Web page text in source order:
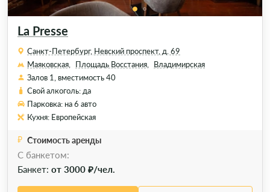
La Presse
Санкт-Петербург, Невский проспект, д. 69
Маяковская,
Площадь Восстания,
Владимирская
Залов 1, вместимость 40
Свой алкоголь: да
Парковка: на 6 авто
Кухня: Европейская
Стоимость аренды
C банкетом:
Банкет: от 3000 ₽/чел.